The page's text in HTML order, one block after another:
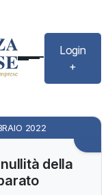
Login
+
2022
della